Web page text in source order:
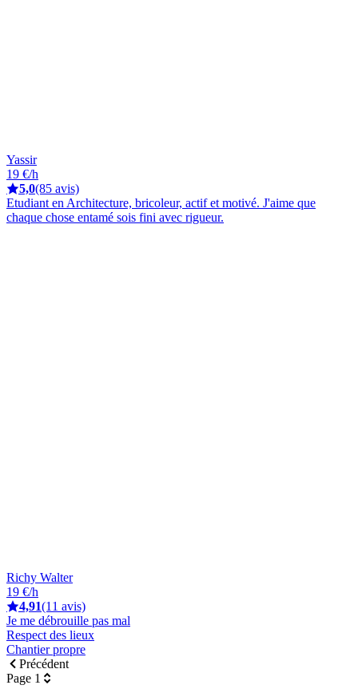
Yassir
19 €/h
5,0(85 avis)
Etudiant en Architecture, bricoleur, actif et motivé. J'aime que
chaque chose entamé sois fini avec rigueur.
Richy Walter
19 €/h
4,91(11 avis)
Je me débrouille pas mal
Respect des lieux
Chantier propre
Précédent
Page 1